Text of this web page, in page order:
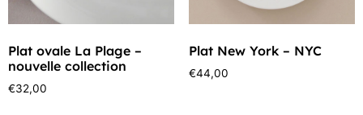
Plat ovale La Plage –
nouvelle collection
€32,00
Plat New York – NYC
€44,00